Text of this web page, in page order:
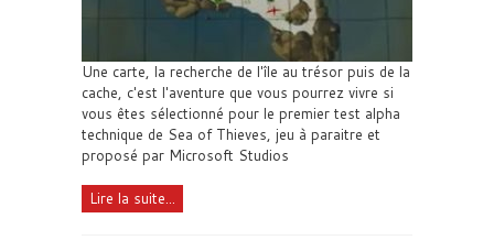
Une carte, la recherche de l'île au trésor puis de la
cache, c'est l'aventure que vous pourrez vivre si
vous êtes sélectionné pour le premier test alpha
technique de Sea of Thieves, jeu à paraitre et
proposé par Microsoft Studios
Lire la suite...